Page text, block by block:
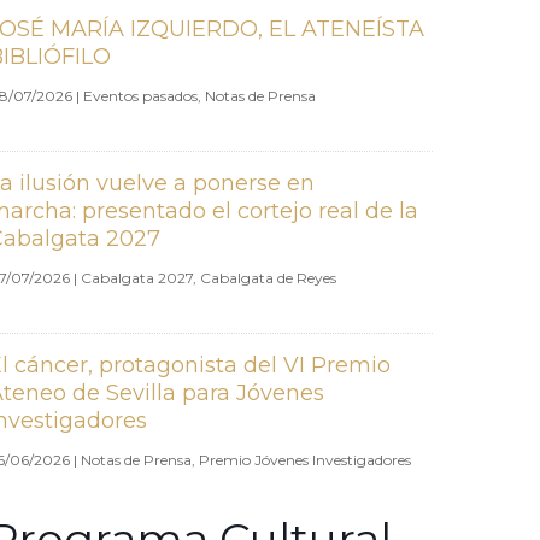
MARÍA IZQUIERDO, EL ATENEÍSTA
07/2026 | Eventos pasados, Notas de Prensa
ilusión vuelve a ponerse en
presentado el cortejo real de la
2027
07/2026 | Cabalgata 2027, Cabalgata de Reyes
cáncer, protagonista del VI Premio
de Sevilla para Jóvenes
06/2026 | Notas de Prensa, Premio Jóvenes Investigadores